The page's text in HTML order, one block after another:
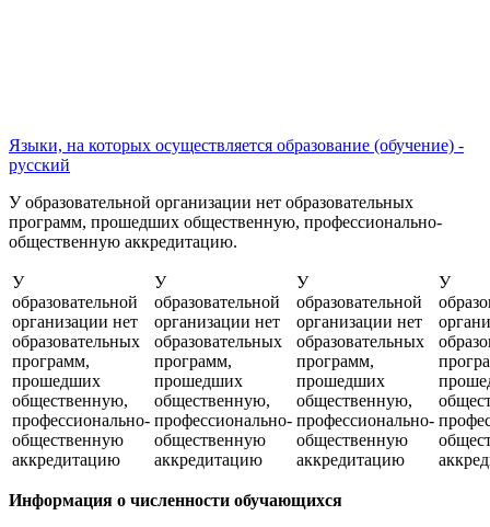
Языки, на которых осуществляется образование (обучение) -
русский
У образовательной организации нет образовательных
программ, прошедших общественную, профессионально-
общественную аккредитацию.
У
образовательной
организации нет
образовательных
программ,
прошедших
общественную,
профессионально-
общественную
аккредитацию
У
образовательной
организации нет
образовательных
программ,
прошедших
общественную,
профессионально-
общественную
аккредитацию
У
образовательной
организации нет
образовательных
программ,
прошедших
общественную,
профессионально-
общественную
аккредитацию
У
Информация о численности обучающихся